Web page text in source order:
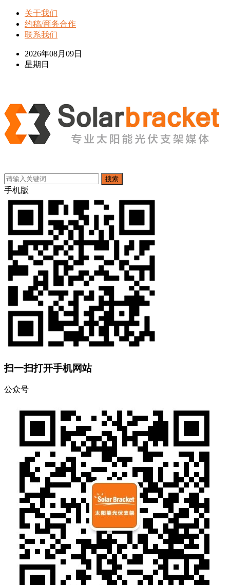
关于我们
约稿/商务合作
联系我们
2026年08月09日
星期日
搜索
手机版
扫一扫打开手机网站
公众号